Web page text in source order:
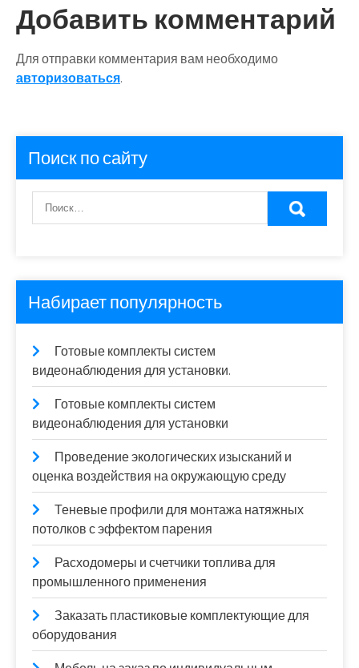
Добавить комментарий
Для отправки комментария вам необходимо
авторизоваться.
Поиск по сайту
Набирает популярность
Готовые комплекты систем
видеонаблюдения для установки.
Готовые комплекты систем
видеонаблюдения для установки
Проведение экологических изысканий и
оценка воздействия на окружающую среду
Теневые профили для монтажа натяжных
потолков с эффектом парения
Расходомеры и счетчики топлива для
промышленного применения
Заказать пластиковые комплектующие для
оборудования